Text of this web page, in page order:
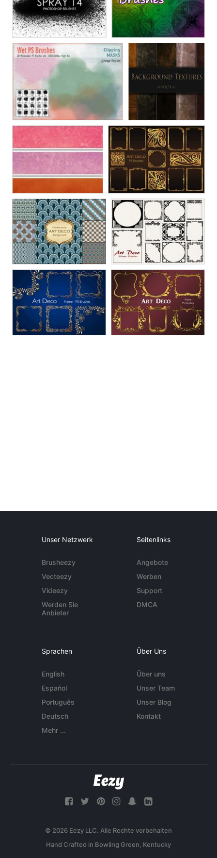
Unser Netzwerk
Brusheezy
Vecteezy
Videezy
Werden Sie
Anbieter
Seitenlinks
Angebote
Werben
Support
DMCA
Sprachen
English
Español
Português
Deutsch
Mehr ...
Über Uns
Über uns
Unser Team
Unser Blog
Kontakt
© 2026 Eezy LLC. Alle Rechte vorbehalten